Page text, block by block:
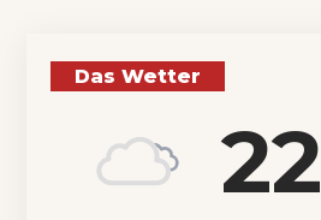
Das Wetter
22